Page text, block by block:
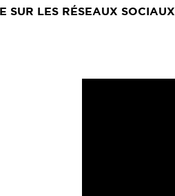
SUR LES RÉSEAUX SOCIAUX